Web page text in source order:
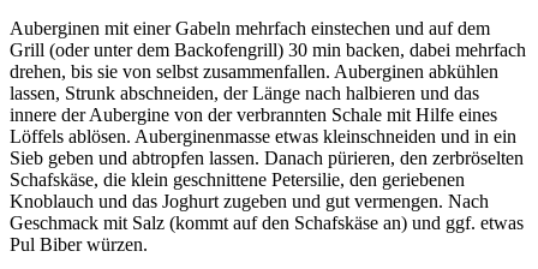
Auberginen mit einer Gabeln mehrfach einstechen und auf dem
Grill (oder unter dem Backofengrill) 30 min backen, dabei mehrfach
drehen, bis sie von selbst zusammenfallen. Auberginen abkühlen
lassen, Strunk abschneiden, der Länge nach halbieren und das
innere der Aubergine von der verbrannten Schale mit Hilfe eines
Löffels ablösen. Auberginenmasse etwas kleinschneiden und in ein
Sieb geben und abtropfen lassen. Danach pürieren, den zerbröselten
Schafskäse, die klein geschnittene Petersilie, den geriebenen
Knoblauch und das Joghurt zugeben und gut vermengen. Nach
Geschmack mit Salz (kommt auf den Schafskäse an) und ggf. etwas
Pul Biber würzen.